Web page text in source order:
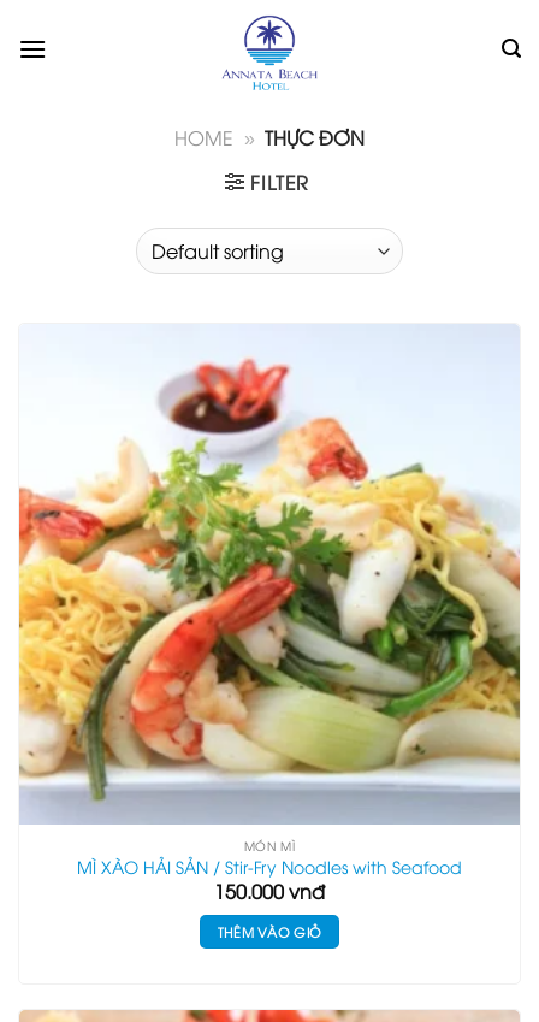
HOME » THỰC ĐƠN
FILTER
MÓN MÌ
MÌ XÀO HẢI SẢN / Stir-Fry Noodles with Seafood
150.000vnđ
THÊM VÀO GIỎ